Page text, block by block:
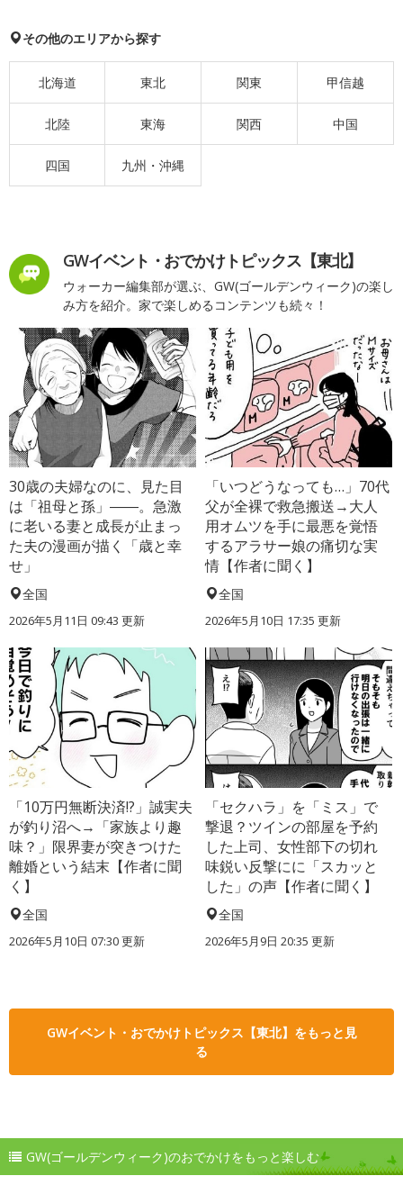
その他のエリアから探す
北海道 東北 関東 甲信越
北陸 東海 関西 中国
四国 九州・沖縄
GWイベント・おでかけトピックス【東北】
ウォーカー編集部が選ぶ、GW(ゴールデンウィーク)の楽し
み方を紹介。家で楽しめるコンテンツも続々！
30歳の夫婦なのに、見た目
は「祖母と孫」――。急激
に老いる妻と成長が止まっ
た夫の漫画が描く「歳と幸
せ」
全国
2026年5月11日 09:43 更新
「いつどうなっても…」70代
父が全裸で救急搬送→大人
用オムツを手に最悪を覚悟
するアラサー娘の痛切な実
情【作者に聞く】
全国
2026年5月10日 17:35 更新
「10万円無断決済!?」誠実夫
が釣り沼へ→「家族より趣
味？」限界妻が突きつけた
離婚という結末【作者に聞
く】
全国
2026年5月10日 07:30 更新
「セクハラ」を「ミス」で
撃退？ツインの部屋を予約
した上司、女性部下の切れ
味鋭い反撃にに「スカッと
した」の声【作者に聞く】
全国
2026年5月9日 20:35 更新
GWイベント・おでかけトピックス【東北】をもっと見
る
GW(ゴールデンウィーク)のおでかけをもっと楽しむ